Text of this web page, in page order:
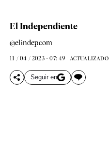
El Independiente
@elindepcom
11 / 04 / 2023 - 07: 49 ACTUALIZADO
Seguir en